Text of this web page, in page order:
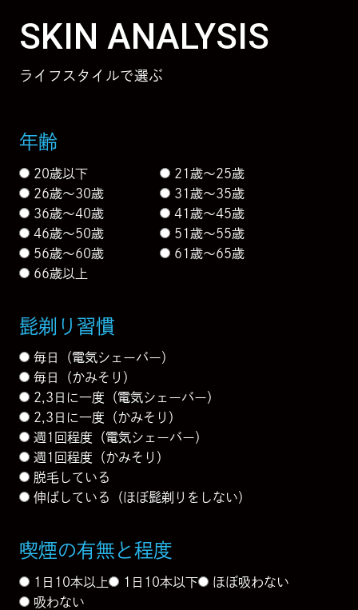
SKIN ANALYSIS
ライフスタイルで選ぶ
年齢
20歳以下
21歳〜25歳
26歳〜30歳
31歳〜35歳
36歳〜40歳
41歳〜45歳
46歳〜50歳
51歳〜55歳
56歳〜60歳
61歳〜65歳
66歳以上
髭剃り習慣
毎日（電気シェーバー）
毎日（かみそり）
2,3日に一度（電気シェーバー）
2,3日に一度（かみそり）
週1回程度（電気シェーバー）
週1回程度（かみそり）
脱毛している
伸ばしている（ほぼ髭剃りをしない）
喫煙の有無と程度
1日10本以上 1日10本以下
ほぼ吸わない
吸わない